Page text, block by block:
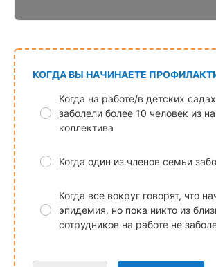
КОГДА ВЫ НАЧИНАЕТЕ
Когда на работе/в детских
заболели более 10 человек из
коллектива
Когда один из членов семьи
Когда все вокруг говорят, что
эпидемия, но пока никто из
сотрудников на работе не